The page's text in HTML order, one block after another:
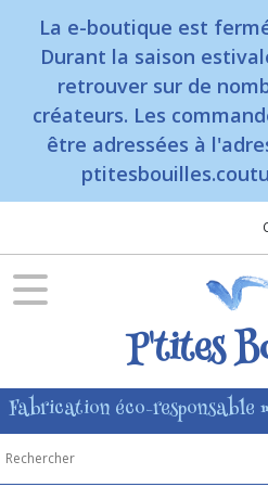
La e-boutique est
Durant la saison
retrouver sur de
créateurs. Les
être adressées à
P'tites
Fabrication éco-responsable